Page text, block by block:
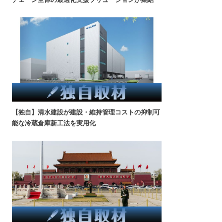
【独自】清水建設が建設・維持管理コストの抑制可
能な冷蔵倉庫新工法を実用化